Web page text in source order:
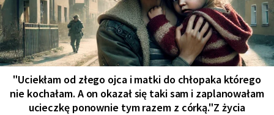
"Uciekłam od złego ojca i matki do chłopaka którego
nie kochałam. A on okazał się taki sam i zaplanowałam
ucieczkę ponownie tym razem z córką."Z życia